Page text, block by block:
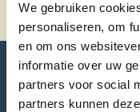
We gebruiken
personaliseren, om
en om ons
informatie over uw
partners voor social
partners kunnen
Is er een